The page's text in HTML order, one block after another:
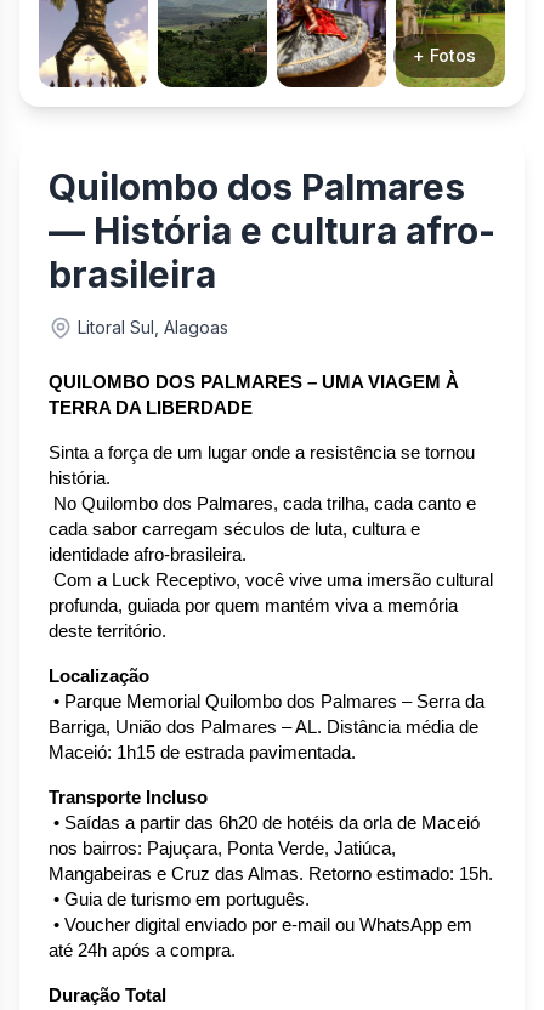
+ Fotos
Quilombo dos Palmares
— História e cultura afro-
brasileira
Litoral Sul, Alagoas
QUILOMBO DOS PALMARES – UMA VIAGEM À
TERRA DA LIBERDADE
Sinta a força de um lugar onde a resistência se tornou
história.
cada sabor carregam séculos de luta, cultura e
identidade afro-brasileira.
profunda, guiada por quem mantém viva a memória
deste território.
Localização
Barriga, União dos Palmares – AL. Distância média de
Maceió: 1h15 de estrada pavimentada.
Transporte Incluso
nos bairros: Pajuçara, Ponta Verde, Jatiúca,
Mangabeiras e Cruz das Almas. Retorno estimado: 15h.
• Guia de turismo em português.
até 24h após a compra.
Duração Total